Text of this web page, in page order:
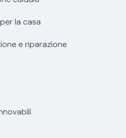
la casa
e riparazione